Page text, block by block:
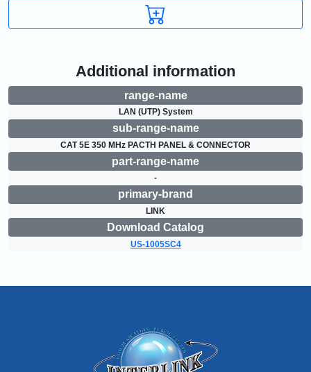
Additional information
range-name
LAN (UTP) System
sub-range-name
CAT 5E 350 MHz PACTH PANEL & CONNECTOR
part-range-name
-
primary-brand
LINK
Download Catalog
US-1005SC4